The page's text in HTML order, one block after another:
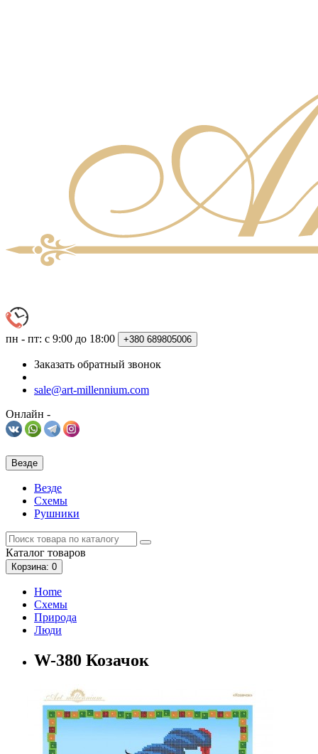
пн - пт: с 9:00 до 18:00 +380 689805006
Заказать обратный звонок
sale@art-millennium.com
Онлайн -
Везде
Везде
Схемы
Рушники
Каталог товаров
Корзина: 0
Home
Схемы
Природа
Люди
W-380 Козачок